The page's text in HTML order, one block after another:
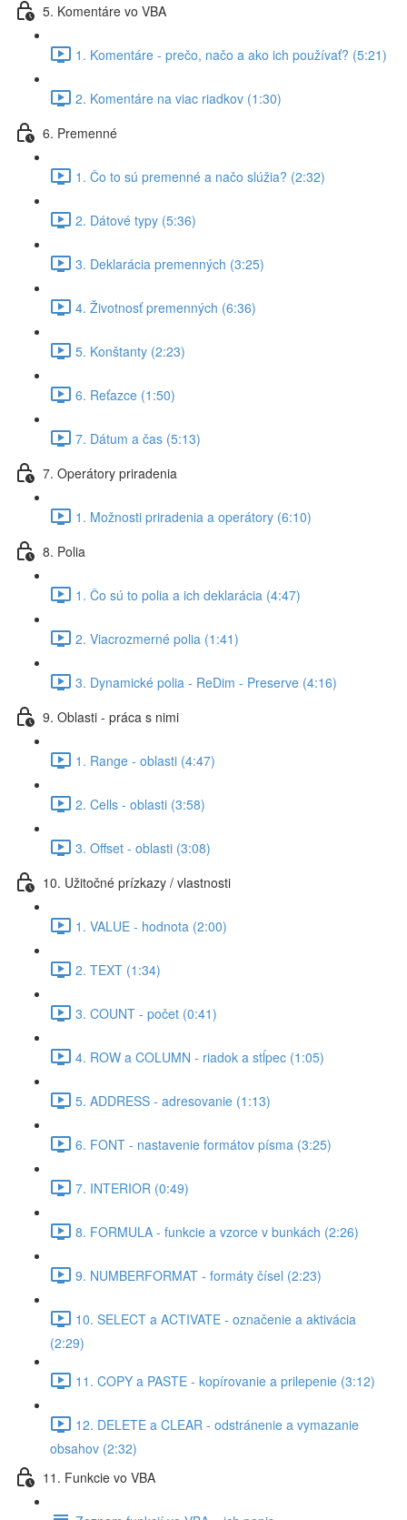
5. Komentáre vo VBA
1. Komentáre - prečo, načo a ako ich používať? (5:21)
2. Komentáre na viac riadkov (1:30)
6. Premenné
1. Čo to sú premenné a načo slúžia? (2:32)
2. Dátové typy (5:36)
3. Deklarácia premenných (3:25)
4. Životnosť premenných (6:36)
5. Konštanty (2:23)
6. Reťazce (1:50)
7. Dátum a čas (5:13)
7. Operátory priradenia
1. Možnosti priradenia a operátory (6:10)
8. Polia
1. Čo sú to polia a ich deklarácia (4:47)
2. Viacrozmerné polia (1:41)
3. Dynamické polia - ReDim - Preserve (4:16)
9. Oblasti - práca s nimi
1. Range - oblasti (4:47)
2. Cells - oblasti (3:58)
3. Offset - oblasti (3:08)
10. Užitočné prízkazy / vlastnosti
1. VALUE - hodnota (2:00)
2. TEXT (1:34)
3. COUNT - počet (0:41)
4. ROW a COLUMN - riadok a stĺpec (1:05)
5. ADDRESS - adresovanie (1:13)
6. FONT - nastavenie formátov písma (3:25)
7. INTERIOR (0:49)
8. FORMULA - funkcie a vzorce v bunkách (2:26)
9. NUMBERFORMAT - formáty čísel (2:23)
10. SELECT a ACTIVATE - označenie a aktivácia
(2:29)
11. COPY a PASTE - kopírovanie a prilepenie (3:12)
12. DELETE a CLEAR - odstránenie a vymazanie
obsahov (2:32)
11. Funkcie vo VBA